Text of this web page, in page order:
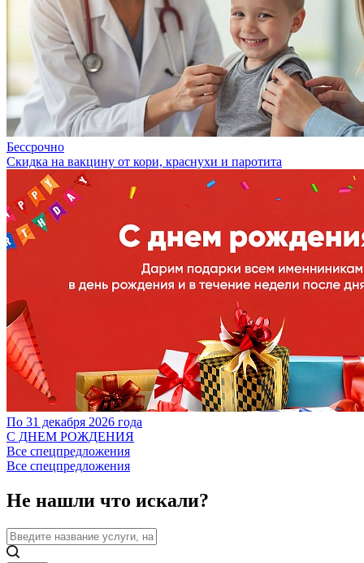
Бессрочно
Скидка на вакцину от кори, краснухи и паротита
По 31 декабря 2026 года
С ДНЕМ РОЖДЕНИЯ
Все спецпредложения
Все спецпредложения
Не нашли что искали?